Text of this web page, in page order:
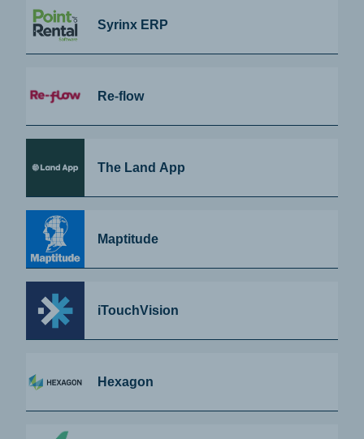
Syrinx ERP
Re-flow
The Land App
Maptitude
iTouchVision
Hexagon